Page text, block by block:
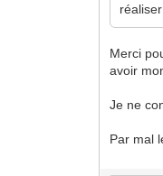
Merci
avoir
Je ne
Par mal